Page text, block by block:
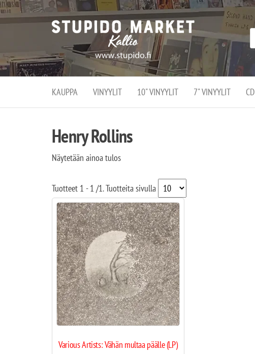
Stupido
Market –
verkossa
ja
kivijalassa
Stupido Market on
vaihtoehtomusaan
erikoistunut
verkko- sekä
kivijalkakauppa
Helsingissä
Kallion
KAUPPA VINYYLIT 10" VINYYLIT 7" VINYYLIT CD
Henry Rollins
Näytetään ainoa tulos
Tuotteet 1 - 1 /1. Tuotteita sivulla
Various Artists: Vähän multaa päälle (LP)